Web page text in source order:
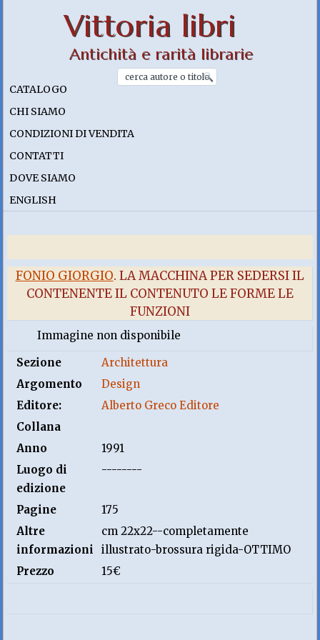
Vittoria libri
Antichità e rarità librarie
CATALOGO
CHI SIAMO
CONDIZIONI DI VENDITA
CONTATTI
DOVE SIAMO
ENGLISH
FONIO GIORGIO. LA MACCHINA PER SEDERSI IL
CONTENENTE IL CONTENUTO LE FORME LE
FUNZIONI
Immagine non disponibile
Sezione
Architettura
Argomento
Design
Editore:
Alberto Greco Editore
Collana
Anno
1991
Luogo di
edizione
--------
Pagine
175
Altre
informazioni
cm 22x22--completamente
illustrato-brossura rigida-OTTIMO
Prezzo
15€